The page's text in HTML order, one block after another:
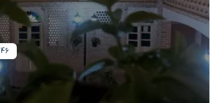
46 تصویر دیگر